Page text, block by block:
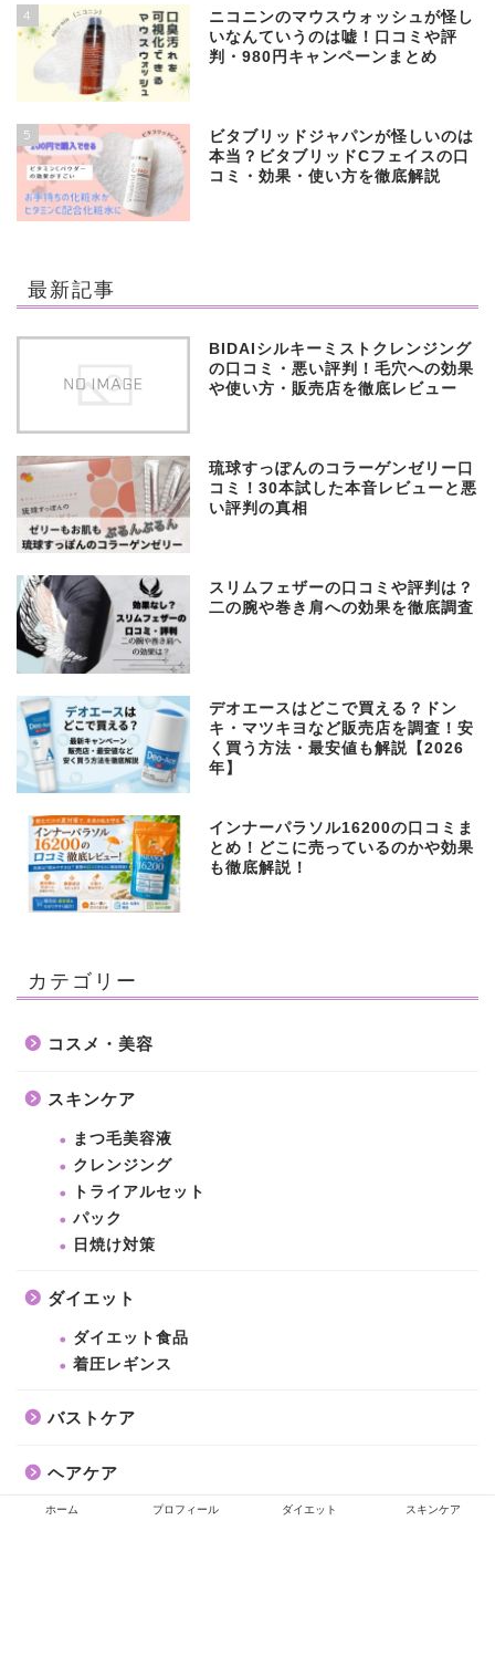
4
ニコニンのマウスウォッシュが怪し
いなんていうのは嘘！口コミや評
判・980円キャンペーンまとめ
5
ビタブリッドジャパンが怪しいのは
本当？ビタブリッドCフェイスの口
コミ・効果・使い方を徹底解説
最新記事
BIDAIシルキーミストクレンジング
の口コミ・悪い評判！毛穴への効果
や使い方・販売店を徹底レビュー
琉球すっぽんのコラーゲンゼリー口
コミ！30本試した本音レビューと悪
い評判の真相
スリムフェザーの口コミや評判は？
二の腕や巻き肩への効果を徹底調査
デオエースはどこで買える？ドン
キ・マツキヨなど販売店を調査！安
く買う方法・最安値も解説【2026
年】
インナーパラソル16200の口コミま
とめ！どこに売っているのかや効果
も徹底解説！
カテゴリー
コスメ・美容
スキンケア
まつ毛美容液
クレンジング
トライアルセット
パック
日焼け対策
ダイエット
ダイエット食品
着圧レギンス
バストケア
ヘアケア
ホーム プロフィール ダイエット スキンケア